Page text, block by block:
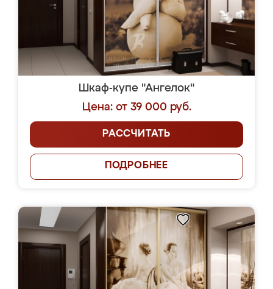
Шкаф-купе "Ангелок"
Цена: от 39 000 руб.
РАССЧИТАТЬ
ПОДРОБНЕЕ